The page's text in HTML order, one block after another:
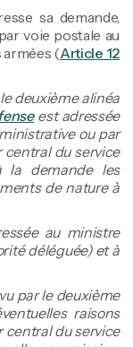
sa demande,
voie postale au
(Article 12
deuxième alinéa
est adressée
ou par
central du service
la demande les
de nature à
au ministre
déléguée) et à
par le deuxième
raisons
central du service